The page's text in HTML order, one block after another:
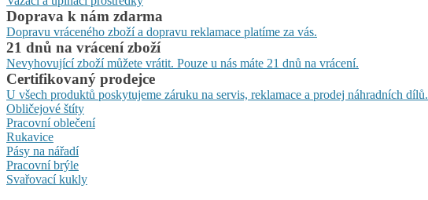
Doprava k nám zdarma
Dopravu vráceného zboží a dopravu reklamace platíme za vás.
21 dnů na vrácení zboží
Nevyhovující zboží můžete vrátit. Pouze u nás máte 21 dnů na vrácení.
Certifikovaný prodejce
U všech produktů poskytujeme záruku na servis, reklamace a prodej náhradních dílů.
Obličejové štíty
Pracovní oblečení
Rukavice
Pásy na nářadí
Pracovní brýle
Svařovací kukly